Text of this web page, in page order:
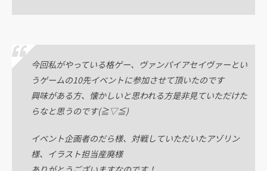
今回私がやっている格ゲー、ヴァンパイアセイヴァーとい
うゲームの10先イベントに参加させて頂いたのです
興味がある方、懐かしいと思われる方是非見ていただけた
らなと思うのです(≧▽≦)
イベント企画者のだら様、対戦していただいたアゾリン
様、イラスト担当産廃様